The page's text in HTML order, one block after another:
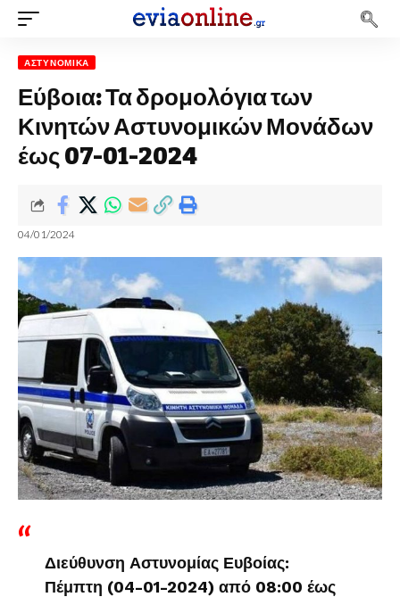
ΑΣΤΥΝΟΜΙΚΆ
Εύβοια: Τα δρομολόγια των
Κινητών Αστυνομικών Μονάδων
έως 07-01-2024
04/01/2024
Διεύθυνση Αστυνομίας Ευβοίας:
Πέμπτη (04-01-2024) από 08:00 έως